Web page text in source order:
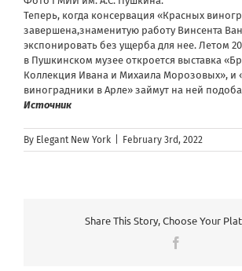
Теперь, когда консервация «Красных
завершена,знаменитую работу Винсента
экспонировать без ущерба для нее. Летом
в Пушкинском музее откроется выставка
Коллекция Ивана и Михаила Морозовых», и
виноградники в Арле» займут на ней
Источник
By Elegant New York February 3rd, 2022
Share This Story, Choose Your